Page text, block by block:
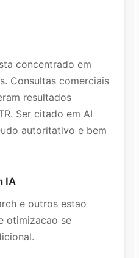
concentrado em
Consultas comerciais
resultados
Ser citado em AI
autoritativo e bem
IA
e outros estao
otimizacao se